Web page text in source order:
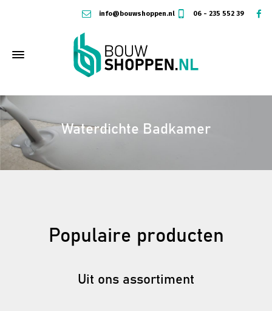
info@bouwshoppen.nl 06 - 235 552 39
Waterdichte Badkamer
Populaire producten
Uit ons assortiment